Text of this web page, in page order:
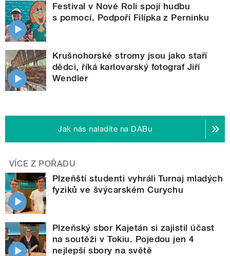
Festival v Nové Roli spojí hudbu
s pomocí. Podpoří Filípka z Perninku
Krušnohorské stromy jsou jako staří
dědci, říká karlovarský fotograf Jiří
Wendler
Jak nás naladíte na DABu
VÍCE Z POŘADU
Plzeňští studenti vyhráli Turnaj mladých
fyziků ve švýcarském Curychu
Plzeňský sbor Kajetán si zajistil účast
na soutěži v Tokiu. Pojedou jen 4
nejlepší sbory na světě